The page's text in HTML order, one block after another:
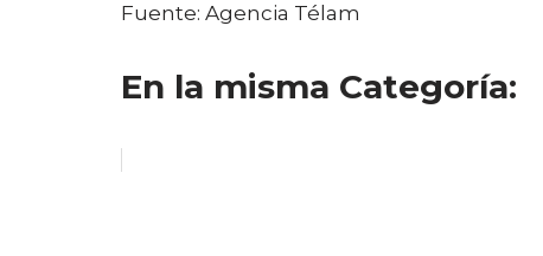
Fuente: Agencia Télam
En la misma Categoría: